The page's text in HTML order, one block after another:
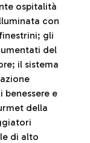
ospitalità
con
gli
del
il sistema
benessere e
della
di alto